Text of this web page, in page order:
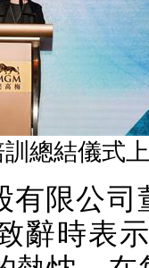
總結儀式
有限公司
辭時表